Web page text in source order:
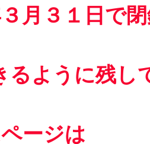
月３１日で
ように残し
ージは